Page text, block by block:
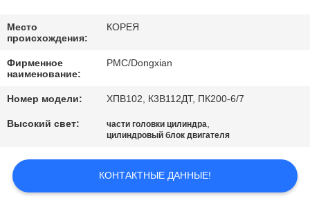
СВЯЖИТЕСЬ
МЫ
СПРОСИТЕ
ЦИТАТУ
КАРТА
САЙТА
Место
происхождения:
КОРЕЯ
Фирменное
наименование:
PMC/Dongxian
Номер модели: ХПВ102, К3В112ДТ, ПК200-6/7
Высокий свет: части головки цилиндра,
цилиндровый блок двигателя
КОНТАКТНЫЕ ДАННЫЕ!